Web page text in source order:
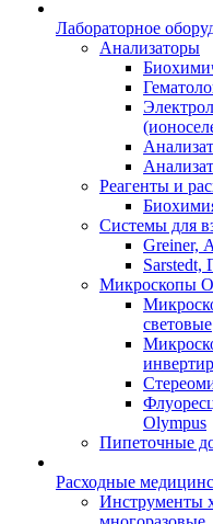
Лабораторное
Анализаторы
Реагенты и
Системы для
Greiner,
Sarstedt,
Микроскопы
световые
Olympus
Пипеточные
Расходные
Инструменты